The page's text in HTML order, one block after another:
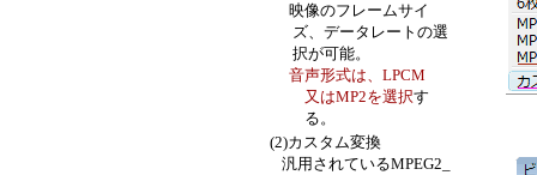
映像のフレームサイ
ズ、データレートの選
択が可能。
音声形式は、LPCM
又はMP2を選択す
る。
(2)カスタム変換
汎用されているMPEG2_